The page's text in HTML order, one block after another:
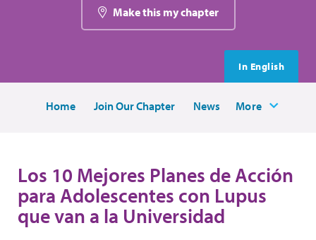
Make this my chapter
In English
Home Join Our Chapter News More
Los 10 Mejores Planes de Acción
para Adolescentes con Lupus
que van a la Universidad